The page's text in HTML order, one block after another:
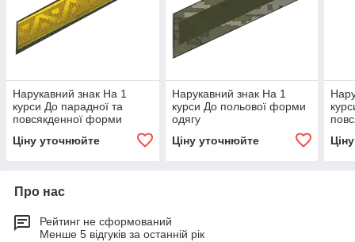
Нарукавний знак На 1
курси До парадної та
повсякденної форми
Ціну уточнюйте
Нарукавний знак На 1
курси До польової форми
одягу
Ціну уточнюйте
Про нас
Рейтинг не сформований
Менше 5 відгуків за останній рік